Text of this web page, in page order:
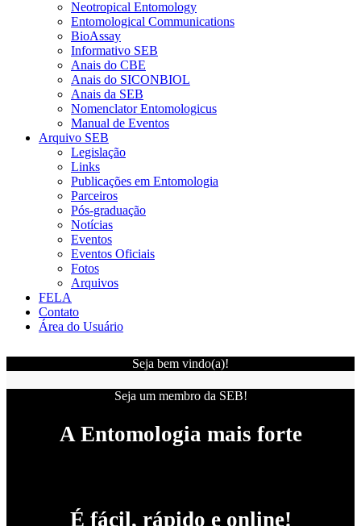
Neotropical Entomology
Entomological Communications
BioAssay
Informativo SEB
Anais do CBE
Anais do SICONBIOL
Anais da SEB
Nomenclator Entomologicus
Manual de Eventos
Arquivo SEB
Legislação
Links
Publicações em Entomologia
Parceiros
Pós-graduação
Notícias
Eventos
Eventos Oficiais
Fotos
Arquivos
FELA
Contato
Área do Usuário
Seja bem vindo(a)!
Seja um membro da SEB!
A Entomologia mais forte
É fácil, rápido e online!